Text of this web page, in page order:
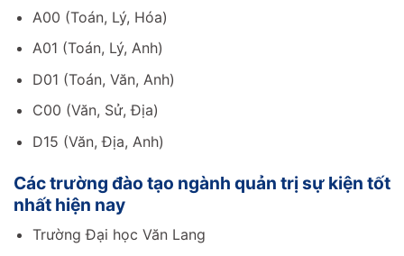
A00 (Toán, Lý, Hóa)
A01 (Toán, Lý, Anh)
D01 (Toán, Văn, Anh)
C00 (Văn, Sử, Địa)
D15 (Văn, Địa, Anh)
Các trường đào tạo ngành quản trị sự kiện tốt
nhất hiện nay
Trường Đại học Văn Lang